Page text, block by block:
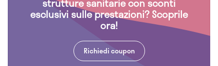
esclusivi sulle prestazioni? Scoprile
ora!
Richiedi coupon